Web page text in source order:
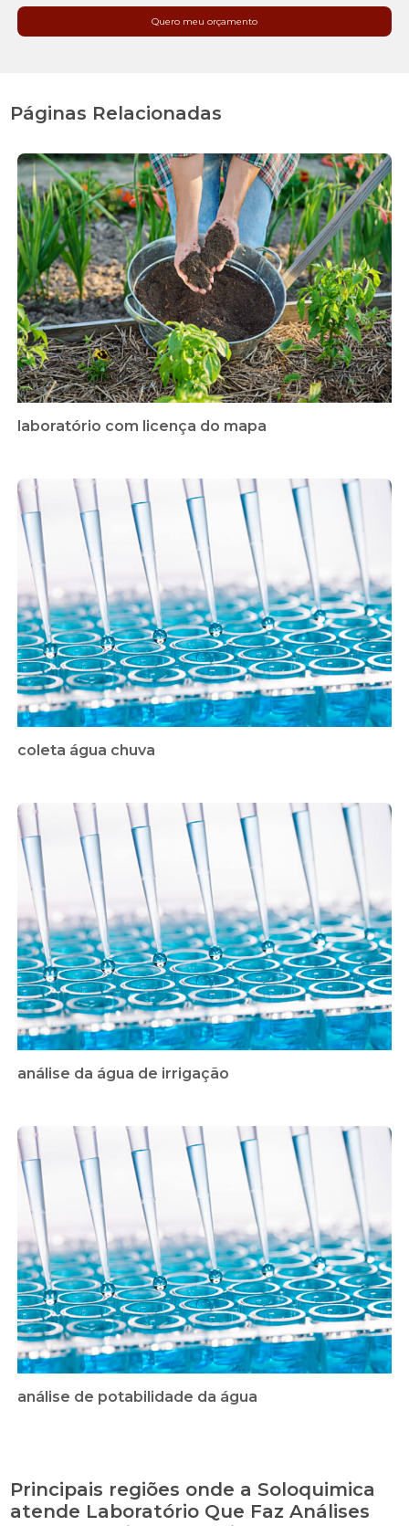
Quero meu orçamento
Páginas Relacionadas
laboratório com licença do mapa
coleta água chuva
análise da água de irrigação
análise de potabilidade da água
Principais regiões onde a Soloquimica
atende Laboratório Que Faz Análises